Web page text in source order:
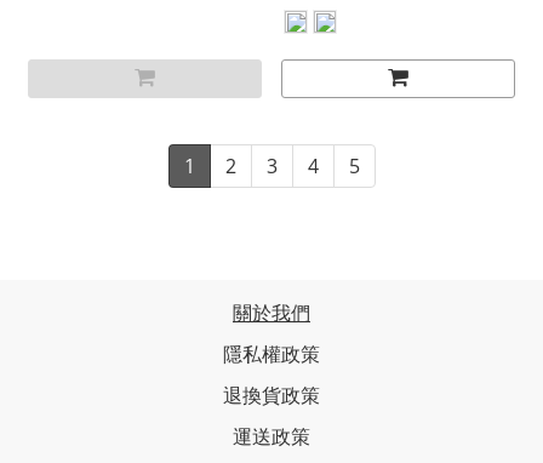
1 2 3 4 5
關於我們
隱私權政策
退換貨政策
運送政策